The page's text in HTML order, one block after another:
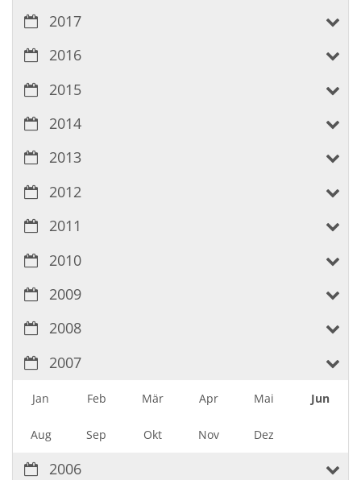
2017
2016
2015
2014
2013
2012
2011
2010
2009
2008
2007
Jan Feb Mär Apr Mai Jun
Aug Sep Okt Nov Dez
2006